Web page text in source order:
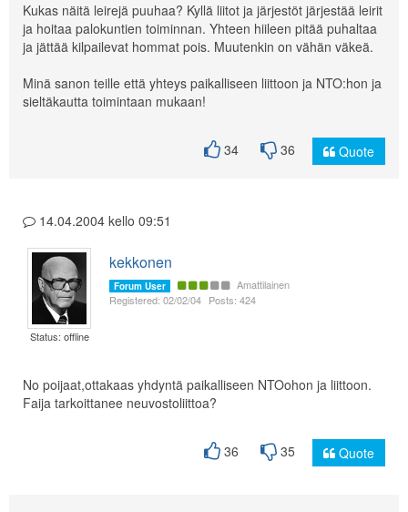
Kukas näitä leirejä puuhaa? Kyllä liitot ja järjestöt järjestää leirit
ja hoitaa palokuntien toiminnan. Yhteen hiileen pitää puhaltaa
ja jättää kilpailevat hommat pois. Muutenkin on vähän väkeä.
Minä sanon teille että yhteys paikalliseen liittoon ja NTO:hon ja
sieltäkautta toimintaan mukaan!
34 36 Quote
14.04.2004 kello 09:51
Status: offline
kekkonen
Forum User
Amattilainen
Registered: 02/02/04 Posts: 424
No poijaat,ottakaas yhdyntä paikalliseen NTOohon ja liittoon.
Faija tarkoittanee neuvostoliittoa?
36 35 Quote